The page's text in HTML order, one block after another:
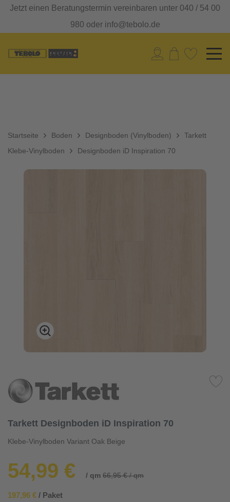
Jetzt einen Beratungstermin vereinbaren unter 040 / 54 00
980 oder info@tebolo.de
Startseite Boden
Designboden (Vinylboden)
Klebe-Vinylboden
Tarkett
Designboden iD Inspiration 70
Tarkett Designboden iD Inspiration 70
Klebe-Vinylboden Variant Oak Beige
54,99 € / qm 66,95 € / qm
197,96 € / Paket